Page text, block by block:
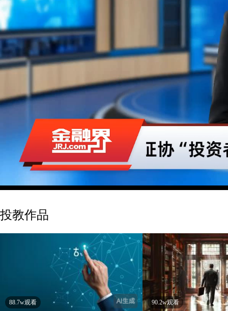
投教作品
88.7w观看 90.2w观看